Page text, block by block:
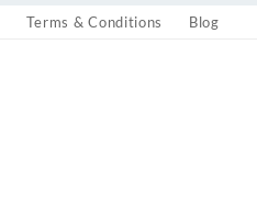
Terms & Conditions Blog